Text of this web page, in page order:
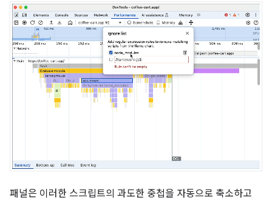
패널은 이러한 스크립트의 과도한 중첩을 자동으로 축소하고